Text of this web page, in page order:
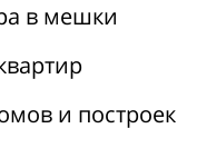
в мешки
и построек